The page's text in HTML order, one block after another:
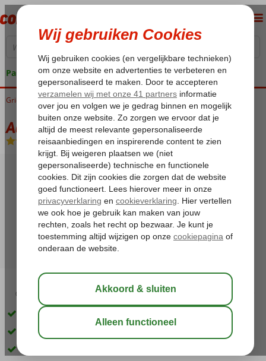
Pakketgarantie
Home
Griekenland Rhodos Ialyssos / Trianda Aqua Beach Club Sunland
Aqua Beach Club Sunland
All Inclusive- Hotel
03:45 aug 32°C
Ideaal familiehotel
Een mini waterpark op korte afstand